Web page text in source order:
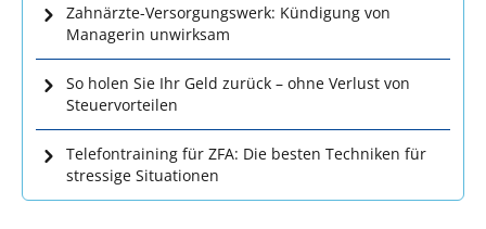
Zahnärzte-Versorgungswerk: Kündigung von
Managerin unwirksam
So holen Sie Ihr Geld zurück – ohne Verlust von
Steuervorteilen
Telefontraining für ZFA: Die besten Techniken für
stressige Situationen